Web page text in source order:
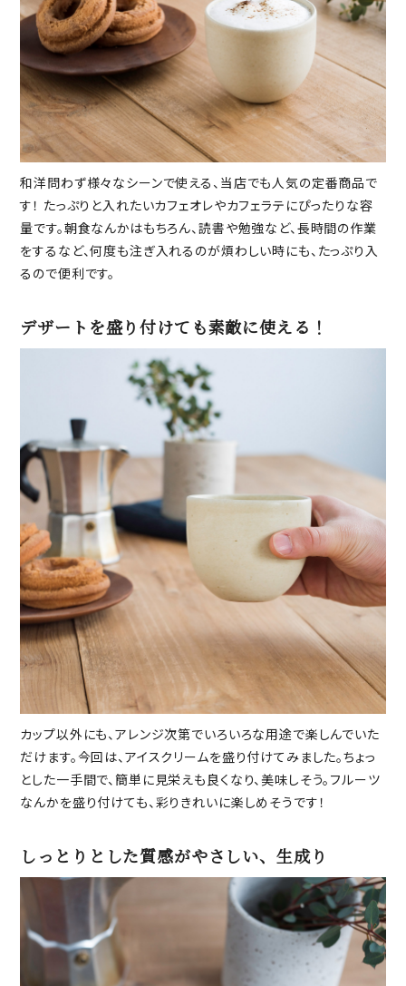
和洋問わず様々なシーンで使える、当店でも人気の定番商品で
す！ たっぷりと入れたいカフェオレやカフェラテにぴったりな容
量です。朝食なんかはもちろん、読書や勉強など、長時間の作業
をするなど、何度も注ぎ入れるのが煩わしい時にも、たっぷり入
るので便利です。
デザートを盛り付けても素敵に使える！
カップ以外にも、アレンジ次第でいろいろな用途で楽しんでいた
だけます。今回は、アイスクリームを盛り付けてみました。ちょっ
とした一手間で、簡単に見栄えも良くなり、美味しそう。フルーツ
なんかを盛り付けても、彩りきれいに楽しめそうです！
しっとりとした質感がやさしい、生成り